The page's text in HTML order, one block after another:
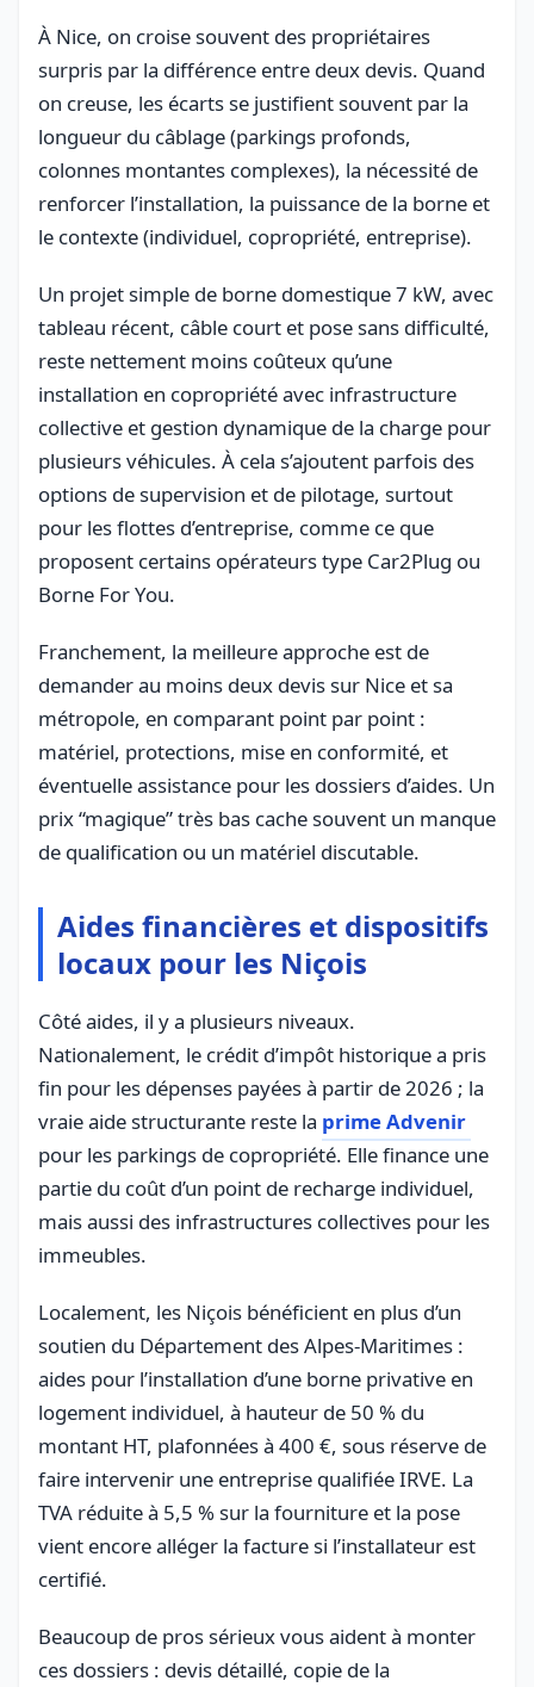
À Nice, on croise souvent des propriétaires
surpris par la différence entre deux devis. Quand
on creuse, les écarts se justifient souvent par la
longueur du câblage (parkings profonds,
colonnes montantes complexes), la nécessité de
renforcer l’installation, la puissance de la borne et
le contexte (individuel, copropriété, entreprise).
Un projet simple de borne domestique 7 kW, avec
tableau récent, câble court et pose sans difficulté,
reste nettement moins coûteux qu’une
installation en copropriété avec infrastructure
collective et gestion dynamique de la charge pour
plusieurs véhicules. À cela s’ajoutent parfois des
options de supervision et de pilotage, surtout
pour les flottes d’entreprise, comme ce que
proposent certains opérateurs type Car2Plug ou
Borne For You.
Franchement, la meilleure approche est de
demander au moins deux devis sur Nice et sa
métropole, en comparant point par point :
matériel, protections, mise en conformité, et
éventuelle assistance pour les dossiers d’aides. Un
prix “magique” très bas cache souvent un manque
de qualification ou un matériel discutable.
Aides financières et dispositifs
locaux pour les Niçois
Côté aides, il y a plusieurs niveaux.
Nationalement, le crédit d’impôt historique a pris
fin pour les dépenses payées à partir de 2026 ; la
vraie aide structurante reste la prime Advenir
pour les parkings de copropriété. Elle finance une
partie du coût d’un point de recharge individuel,
mais aussi des infrastructures collectives pour les
immeubles.
Localement, les Niçois bénéficient en plus d’un
soutien du Département des Alpes-Maritimes :
aides pour l’installation d’une borne privative en
logement individuel, à hauteur de 50 % du
montant HT, plafonnées à 400 €, sous réserve de
faire intervenir une entreprise qualifiée IRVE. La
TVA réduite à 5,5 % sur la fourniture et la pose
vient encore alléger la facture si l’installateur est
certifié.
Beaucoup de pros sérieux vous aident à monter
ces dossiers : devis détaillé, copie de la